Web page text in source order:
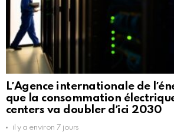
LʼAgence internationale de
que la consommation
centers va doubler dʼici 2030
il y a environ 7 jours